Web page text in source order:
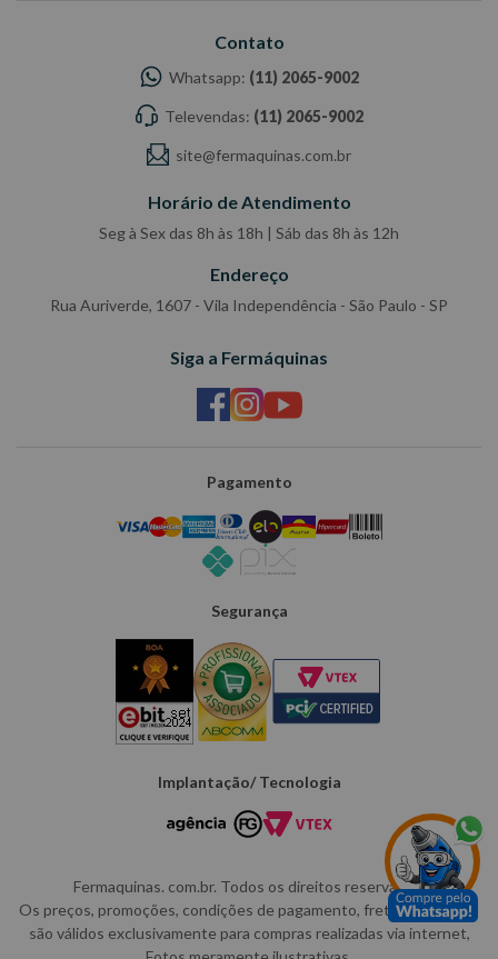
Contato
Whatsapp: (11) 2065-9002
Televendas: (11) 2065-9002
site@fermaquinas.com.br
Horário de Atendimento
Seg à Sex das 8h às 18h | Sáb das 8h às 12h
Endereço
Rua Auriverde, 1607 - Vila Independência - São Paulo - SP
Siga a Fermáquinas
Pagamento
Segurança
Implantação/ Tecnologia
Fermaquinas. com.br. Todos os direitos reservados.
Os preços, promoções, condições de pagamento, frete e produtos
são válidos exclusivamente para compras realizadas via internet,